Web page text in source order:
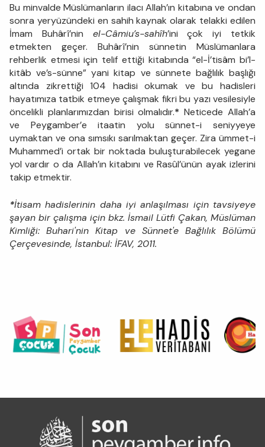
Bu minvalde Müslümanların ilacı Allah’ın kitabına ve ondan
sonra yeryüzündeki en sahih kaynak olarak telakki edilen
İmam Buhârî’nin el-Câmiu’s-sahîh’ini çok iyi tetkik
etmekten geçer. Buhârî’nin sünnetin Müslümanlara
rehberlik etmesi için telif ettiği kitabında “el-İ’tisâm bi’l-
kitâb ve’s-sünne” yani kitap ve sünnete bağlılık başlığı
altında zikrettiği 104 hadisi okumak ve bu hadisleri
hayatımıza tatbik etmeye çalışmak fikri bu yazı vesilesiyle
öncelikli planlarımızdan birisi olmalıdır.* Neticede Allah’a
ve Peygamber’e itaatin yolu sünnet-i seniyyeye
uymaktan ve ona sımsıkı sarılmaktan geçer. Zira ümmet-i
Muhammed’i ortak bir noktada buluşturabilecek yegane
yol vardır o da Allah’ın kitabını ve Rasûl’ünün ayak izlerini
takip etmektir.
*İtisam hadislerinin daha iyi anlaşılması için tavsiyeye
şayan bir çalışma için bkz. İsmail Lütfi Çakan, Müslüman
Kimliği: Buhari'nin Kitap ve Sünnet'e Bağlılık Bölümü
Çerçevesinde, İstanbul: İFAV, 2011.